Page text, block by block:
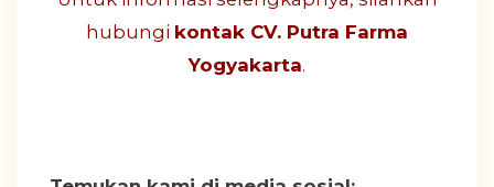
hubungi kontak CV. Putra Farma
Yogyakarta.